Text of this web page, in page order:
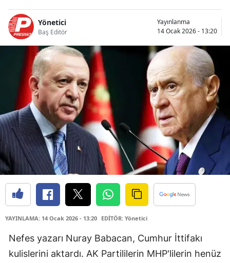
Yönetici
Baş Editör
Yayınlanma
14 Ocak 2026 - 13:20
YAYINLAMA: 14 Ocak 2026 - 13:20 EDİTÖR: Yönetici
Nefes yazarı Nuray Babacan, Cumhur İttifakı
kulislerini aktardı. AK Partililerin MHP'lilerin henüz